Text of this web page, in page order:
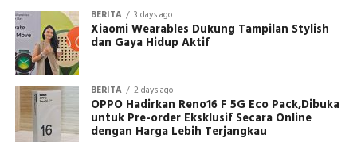
BERITA 3 days ago
Xiaomi Wearables Dukung Tampilan Stylish
dan Gaya Hidup Aktif
BERITA 2 days ago
OPPO Hadirkan Reno16 F 5G Eco Pack,Dibuka
untuk Pre-order Eksklusif Secara Online
dengan Harga Lebih Terjangkau